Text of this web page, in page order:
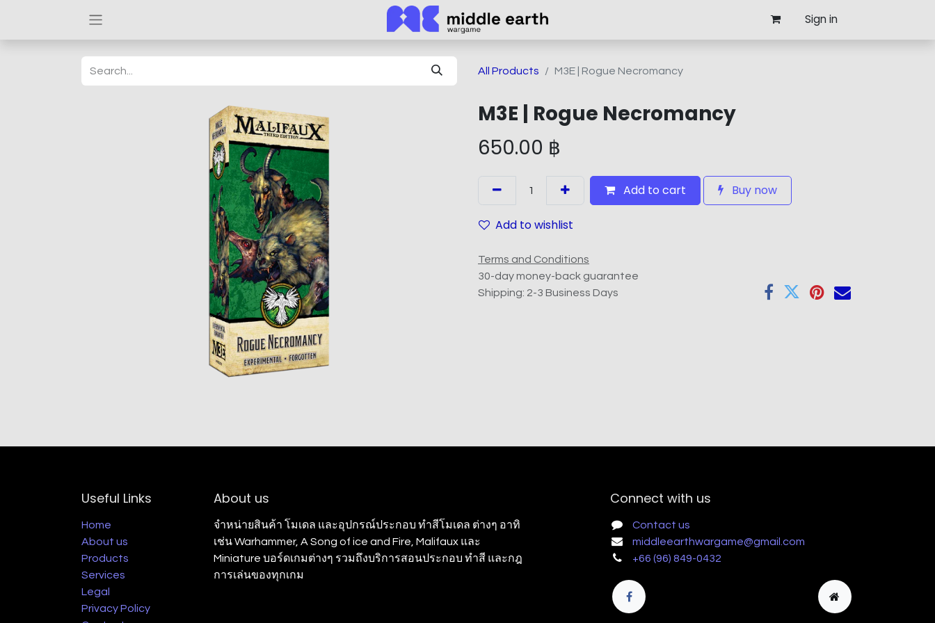
Sign in
All Products M3E | Rogue Necromancy
M3E | Rogue Necromancy
650.00 ฿
Add to cart Buy now
Add to wishlist
Terms and Conditions
30-day money-back guarantee
Shipping: 2-3 Business Days
Useful Links
Home
About us
Products
Services
Legal
Privacy Policy
About us
จำหน่ายสินค้า โมเดล และอุปกรณ์ประกอบ ทำสีโมเดล ต่างๆ อาทิ
เช่น Warhammer, A Song of ice and Fire, Malifaux และ
Miniature บอร์ดเกมต่างๆ รวมถึงบริการสอนประกอบ ทำสี และกฎ
การเล่นของทุกเกม
Connect with us
Contact us
middleearthwargame@gmail.com
+66 (96) 849-0432